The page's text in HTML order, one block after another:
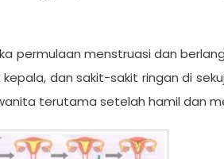
permulaan menstruasi dan
dan sakit-sakit ringan di
terutama setelah hamil dan